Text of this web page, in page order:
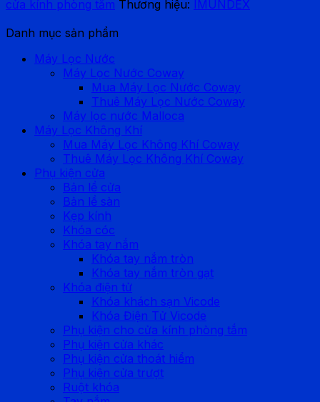
cửa kính phòng tắm Thương hiệu: IMUNDEX
Danh mục sản phẩm
Máy Lọc Nước
Máy Lọc Nước Coway
Mua Máy Lọc Nước Coway
Thuê Máy Lọc Nước Coway
Máy lọc nước Malloca
Máy Lọc Không Khí
Mua Máy Lọc Không Khí Coway
Thuê Máy Lọc Không Khí Coway
Phụ kiện cửa
Bản lề cửa
Bản lề sàn
Kẹp kính
Khóa cóc
Khóa tay nắm
Khóa tay nắm tròn
Khóa tay nắm tròn gạt
Khóa điện tử
Khóa khách sạn Vicode
Khóa Điện Tử Vicode
Phụ kiện cho cửa kính phòng tắm
Phụ kiện cửa khác
Phụ kiện cửa thoát hiểm
Phụ kiện cửa trượt
Ruột khóa